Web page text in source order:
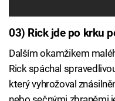
03) Rick jde po krku
Dalším okamžikem
Rick spáchal
který vyhrožoval